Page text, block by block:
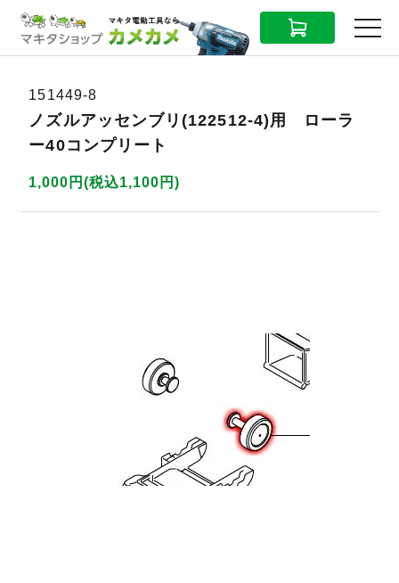
CART MENU
151449-8
ノズルアッセンブリ(122512-4)用 ローラ
ー40コンプリート
1,000円(税込1,100円)